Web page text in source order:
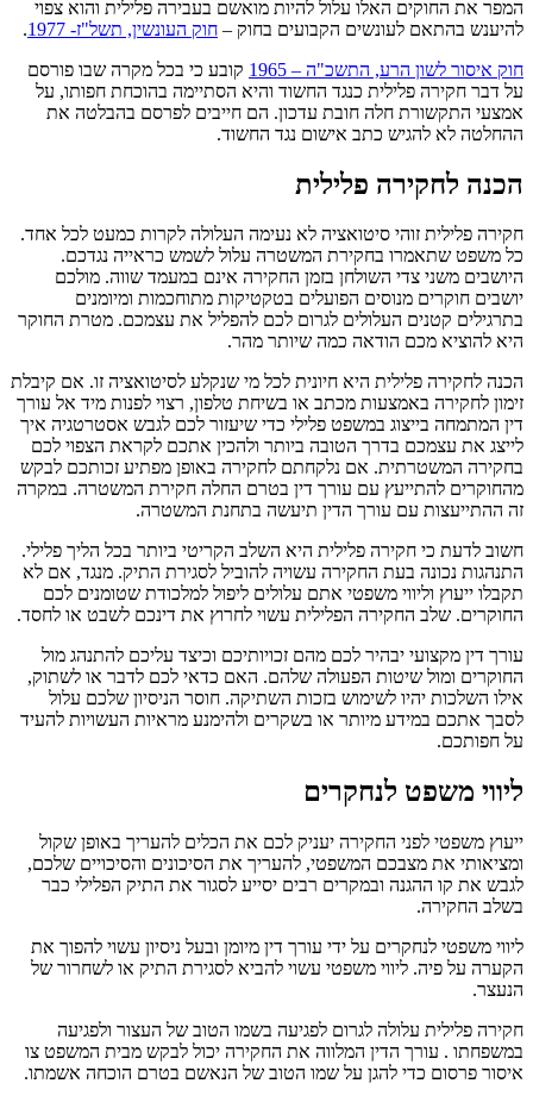
המפר את החוקים האלו עלול להיות מואשם בעבירה פלילית והוא צפוי
להיענש בהתאם לעונשים הקבועים בחוק – חוק העונשין, תשל"ז- 1977
.
חוק איסור לשון הרע, התשכ"ה – 1965
קובע כי בכל מקרה שבו פורסם
על דבר חקירה פלילית כנגד החשוד והיא הסתיימה בהוכחת חפותו, על
אמצעי התקשורת חלה חובת עדכון. הם חייבים לפרסם בהבלטה את
ההחלטה לא להגיש כתב אישום נגד החשוד.
הכנה לחקירה פלילית
חקירה פלילית זוהי סיטואציה לא נעימה העלולה לקרות כמעט לכל אחד.
כל משפט שתאמרו בחקירת המשטרה עלול לשמש כראייה נגדכם.
היושבים משני צדי השולחן בזמן החקירה אינם במעמד שווה. מולכם
יושבים חוקרים מנוסים הפועלים בטקטיקות מתוחכמות ומיומנים
בתרגילים קטנים העלולים לגרום לכם להפליל את עצמכם. מטרת החוקר
היא להוציא מכם הודאה כמה שיותר מהר.
הכנה לחקירה פלילית היא חיונית לכל מי שנקלע לסיטואציה זו. אם קיבלת
זימון לחקירה באמצעות מכתב או בשיחת טלפון, רצוי לפנות מיד אל עורך
דין המתמחה בייצוג במשפט פלילי כדי שיעזור לכם לגבש אסטרטגיה איך
לייצג את עצמכם בדרך הטובה ביותר ולהכין אתכם לקראת הצפוי לכם
בחקירה המשטרתית. אם נלקחתם לחקירה באופן מפתיע זכותכם לבקש
מהחוקרים להתייעץ עם עורך דין בטרם החלה חקירת המשטרה. במקרה
זה ההתייעצות עם עורך הדין תיעשה בתחנת המשטרה.
חשוב לדעת כי חקירה פלילית היא השלב הקריטי ביותר בכל הליך פלילי.
התנהגות נכונה בעת החקירה עשויה להוביל לסגירת התיק. מנגד, אם לא
תקבלו ייעוץ וליווי משפטי אתם עלולים ליפול למלכודת שטומנים לכם
החוקרים. שלב החקירה הפלילית עשוי לחרוץ את דינכם לשבט או לחסד.
עורך דין מקצועי יבהיר לכם מהם זכויותיכם וכיצד עליכם להתנהג מול
החוקרים ומול שיטות הפעולה שלהם. האם כדאי לכם לדבר או לשתוק,
אילו השלכות יהיו לשימוש בזכות השתיקה. חוסר הניסיון שלכם עלול
לסבך אתכם במידע מיותר או בשקרים ולהימנע מראיות העשויות להעיד
על חפותכם.
ליווי משפט לנחקרים
ייעוץ משפטי לפני החקירה יעניק לכם את הכלים להעריך באופן שקול
ומציאותי את מצבכם המשפטי, להעריך את הסיכונים והסיכויים שלכם,
לגבש את קו ההגנה ובמקרים רבים יסייע לסגור את התיק הפלילי כבר
בשלב החקירה.
ליווי משפטי לנחקרים על ידי עורך דין מיומן ובעל ניסיון עשוי להפוך את
הקערה על פיה. ליווי משפטי עשוי להביא לסגירת התיק או לשחרור של
הנעצר.
חקירה פלילית עלולה לגרום לפגיעה בשמו הטוב של העצור ולפגיעה
במשפחתו . עורך הדין המלווה את החקירה יכול לבקש מבית המשפט צו
איסור פרסום כדי להגן על שמו הטוב של הנאשם בטרם הוכחה אשמתו.